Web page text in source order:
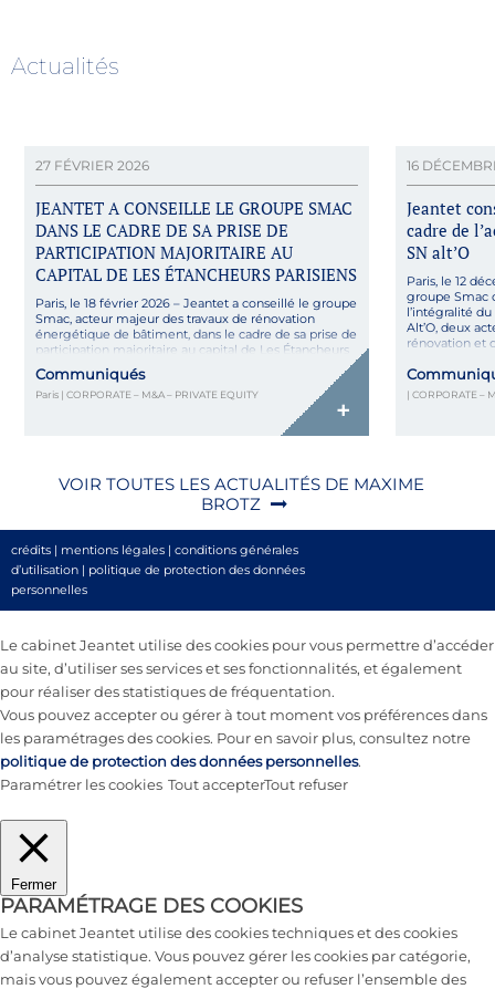
Actualités
27 FÉVRIER 2026
JEANTET A CONSEILLE LE GROUPE SMAC
DANS LE CADRE DE SA PRISE DE
PARTICIPATION MAJORITAIRE AU
CAPITAL DE LES ÉTANCHEURS PARISIENS
Paris, le 18 février 2026 – Jeantet a conseillé le groupe
Smac, acteur majeur des travaux de rénovation
énergétique de bâtiment, dans le cadre de sa prise de
participation majoritaire au capital de Les Étancheurs
Parisiens, entreprise spécialisée dans les travaux
d’étanchéité pour les syndics de copropriété. Fondée
en 2013, Les Étancheurs Parisiens est un […]
Communiqués
Paris | CORPORATE – M&A – PRIVATE EQUITY
+
16
Jeantet
cadre de
SN alt’O
Paris, le 12
groupe Smac
l’intégralité
Alt’O, deux
rénovation et
Cette
| CORPORATE –
VOIR TOUTES LES ACTUALITÉS DE MAXIME
BROTZ
crédits | mentions légales | conditions générales
d’utilisation | politique de protection des données
personnelles
Le cabinet Jeantet utilise des cookies pour vous permettre d’accéder
au site, d’utiliser ses services et ses fonctionnalités, et également
pour réaliser des statistiques de fréquentation.
Vous pouvez accepter ou gérer à tout moment vos préférences dans
les paramétrages des cookies. Pour en savoir plus, consultez notre
politique de protection des données personnelles.
Paramétrer les cookies Tout accepterTout refuser
Fermer
PARAMÉTRAGE DES COOKIES
Le cabinet Jeantet utilise des cookies techniques et des cookies
d’analyse statistique. Vous pouvez gérer les cookies par catégorie,
mais vous pouvez également accepter ou refuser l’ensemble des